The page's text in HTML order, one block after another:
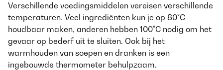
Verschillende voedingsmiddelen vereisen verschillende
temperaturen. Veel ingrediënten kun je op 80°C
houdbaar maken, anderen hebben 100°C nodig om het
gevaar op bederf uit te sluiten. Ook bij het
warmhouden van soepen en dranken is een
ingebouwde thermometer behulpzaam.